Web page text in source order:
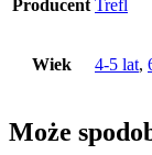
Producent Trefl
Wiek 4-5 lat,
Może